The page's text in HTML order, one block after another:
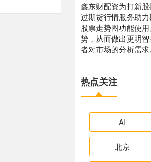
鑫东财配资为打新
过期货行情服务助力
股票走势图功能使
势，从而做出更明
者对市场的分析需求
热点关注
AI
北京